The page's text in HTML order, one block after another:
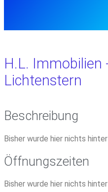
H.L. Immobilien
Lichtenstern
Beschreibung
Bisher wurde hier nichts
Öffnungszeiten
Bisher wurde hier nichts